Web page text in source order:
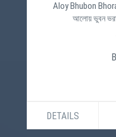
Aloy Bhubon
আলোয় ভুবন ভরা
DETAILS